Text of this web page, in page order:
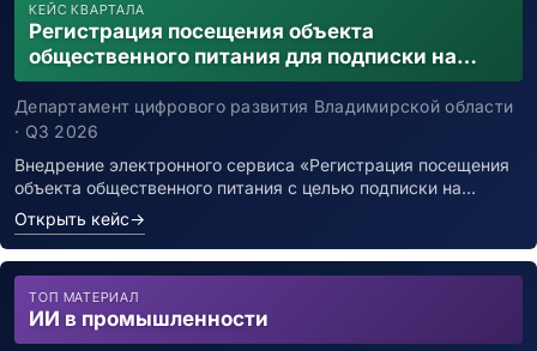
КЕЙС КВАРТАЛА
Регистрация посещения объекта
общественного питания для подписки на
уведомления о возможном контакте с
заболевшим новой коронавирусной
инфекцией
Департамент цифрового развития Владимирской области
· Q3 2026
Внедрение электронного сервиса «Регистрация посещения
объекта общественного питания с целью подписки на…
Открыть кейс→
ТОП МАТЕРИАЛ
ИИ в промышленности